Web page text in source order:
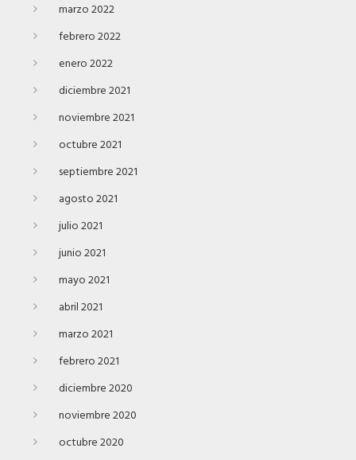
marzo 2022
febrero 2022
enero 2022
diciembre 2021
noviembre 2021
octubre 2021
septiembre 2021
agosto 2021
julio 2021
junio 2021
mayo 2021
abril 2021
marzo 2021
febrero 2021
diciembre 2020
noviembre 2020
octubre 2020